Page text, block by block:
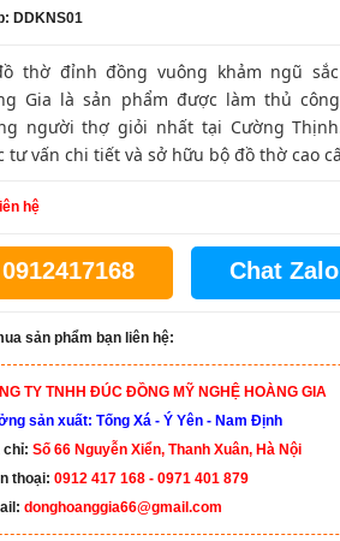
DDKNS01
thờ đỉnh đồng vuông khảm ngũ
Gia là sản phẩm được làm thủ
người thợ giỏi nhất tại Cường
tư vấn chi tiết và sở hữu bộ đồ thờ cao
hệ
0912417168 Chat Zalo
sản phẩm bạn liên hệ:
TY TNHH ĐÚC ĐỒNG MỸ NGHỆ HOÀNG GIA
sản xuất: Tống Xá - Ý Yên - Nam Định
chỉ: Số 66 Nguyễn Xiển, Thanh Xuân, Hà Nội
thoại: 0912 417 168 - 0971 401 879
donghoanggia66@gmail.com